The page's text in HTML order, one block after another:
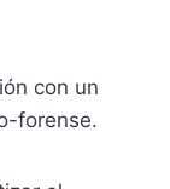
con un
forense.